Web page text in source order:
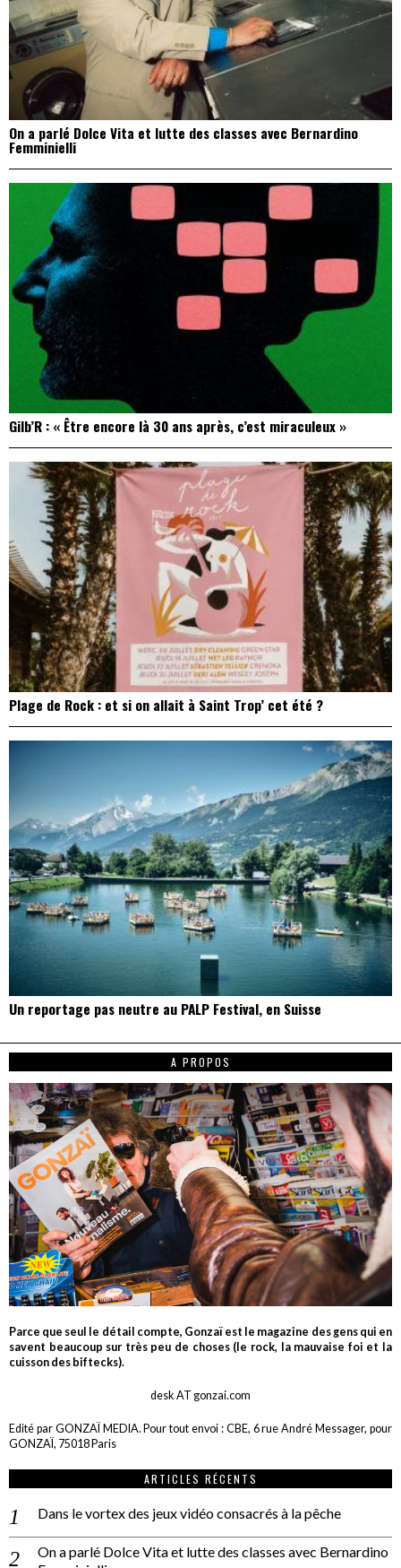
On a parlé Dolce Vita et lutte des classes avec Bernardino
Femminielli
Gilb’R : « Être encore là 30 ans après, c’est miraculeux »
Plage de Rock : et si on allait à Saint Trop’ cet été ?
Un reportage pas neutre au PALP Festival, en Suisse
A PROPOS
Parce que seul le détail compte, Gonzaï est le magazine des gens qui en
savent beaucoup sur très peu de choses (le rock, la mauvaise foi et la
cuisson des biftecks).
desk AT gonzai.com
Edité par GONZAÏ MEDIA. Pour tout envoi : CBE, 6 rue André Messager, pour
GONZAÏ, 75018 Paris
ARTICLES RÉCENTS
Dans le vortex des jeux vidéo consacrés à la pêche
On a parlé Dolce Vita et lutte des classes avec Bernardino